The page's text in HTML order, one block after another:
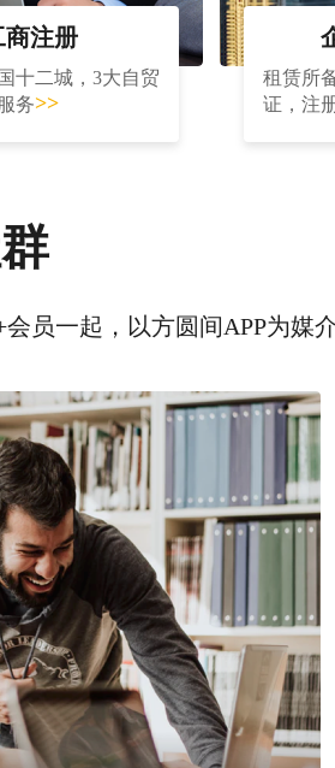
商注册
十二城，3大自贸
务>>
租赁所
证，注
会员一起，以方圆间APP为媒